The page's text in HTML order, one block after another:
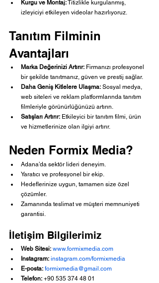
Kurgu ve Montaj: Titizlikle kurgulanmış,
izleyiciyi etkileyen videolar hazırlıyoruz.
Tanıtım Filminin
Avantajları
Marka Değerinizi Artırır: Firmanızı profesyonel
bir şekilde tanıtmanız, güven ve prestij sağlar.
Daha Geniş Kitlelere Ulaşma: Sosyal medya,
web siteleri ve reklam platformlarında tanıtım
filmleriyle görünürlüğünüzü artırın.
Satışları Artırır: Etkileyici bir tanıtım filmi, ürün
ve hizmetlerinize olan ilgiyi artırır.
Neden Formix Media?
Adana’da sektör lideri deneyim.
Yaratıcı ve profesyonel bir ekip.
Hedeflerinize uygun, tamamen size özel
çözümler.
Zamanında teslimat ve müşteri memnuniyeti
garantisi.
İletişim Bilgilerimiz
Web Sitesi: www.formixmedia.com
Instagram: instagram.com/formixmedia
E-posta: formixmedia@gmail.com
Telefon: +90 535 374 48 01